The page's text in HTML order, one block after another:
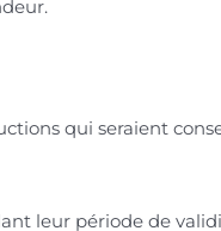
qui seraient
leur période de